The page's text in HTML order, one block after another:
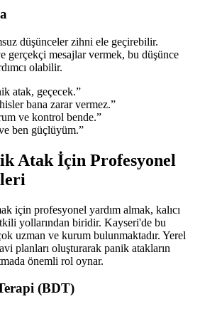
düşünceler zihni ele geçirebilir.
gerçekçi mesajlar vermek, bu düşünce
olabilir.
atak, geçecek.”
bana zarar vermez.”
ve kontrol bende.”
ben güçlüyüm.”
Atak İçin Profesyonel
için profesyonel yardım almak, kalıcı
yollarından biridir. Kayseri'de bu
uzman ve kurum bulunmaktadır. Yerel
planları oluşturarak panik atakların
önemli rol oynar.
(BDT)